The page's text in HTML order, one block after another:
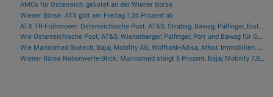
AMCs für Österreich, gelistet an der Wiener Börse
Wiener Börse: ATX gibt am Freitag 1,36 Prozent ab
ATX TR-Frühmover: Österreichische Post, AT&S, Strabag, Bawag, Palfinger, Erste Group, voestalpine, CA Immo, Uniqa und DO&CO
Wie Österreichische Post, AT&S, Wienerberger, Palfinger, Porr und Bawag für Gesprächsstoff im ATX sorgten
Wie Marinomed Biotech, Bajaj Mobility AG, Wolftank-Adisa, Athos Immobilien, Rosenbauer und Telekom Austria für Gesprächsstoff in Österreich sorgten
Wiener Börse Nebenwerte-Blick: Marinomed steigt 8 Prozent, Bajaj Mobility 7,84 Prozent